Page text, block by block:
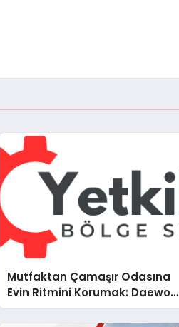
Mutfaktan Çamaşır Odasına
Evin Ritmini Korumak: Daewoo
Cihazlarında Dürüst Teknik
Destek Deneyimi